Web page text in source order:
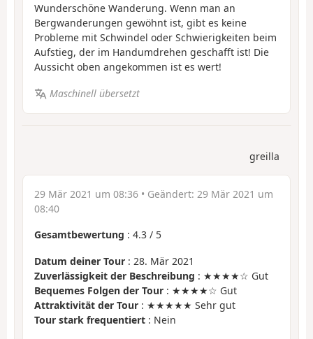
Wunderschöne Wanderung. Wenn man an
Bergwanderungen gewöhnt ist, gibt es keine
Probleme mit Schwindel oder Schwierigkeiten beim
Aufstieg, der im Handumdrehen geschafft ist! Die
Aussicht oben angekommen ist es wert!
Maschinell übersetzt
greilla
29 Mär 2021 um 08:36 • Geändert: 29 Mär 2021 um
08:40
Gesamtbewertung : 4.3 / 5
Datum deiner Tour : 28. Mär 2021
Zuverlässigkeit der Beschreibung : ★★★★☆ Gut
Bequemes Folgen der Tour : ★★★★☆ Gut
Attraktivität der Tour : ★★★★★ Sehr gut
Tour stark frequentiert : Nein